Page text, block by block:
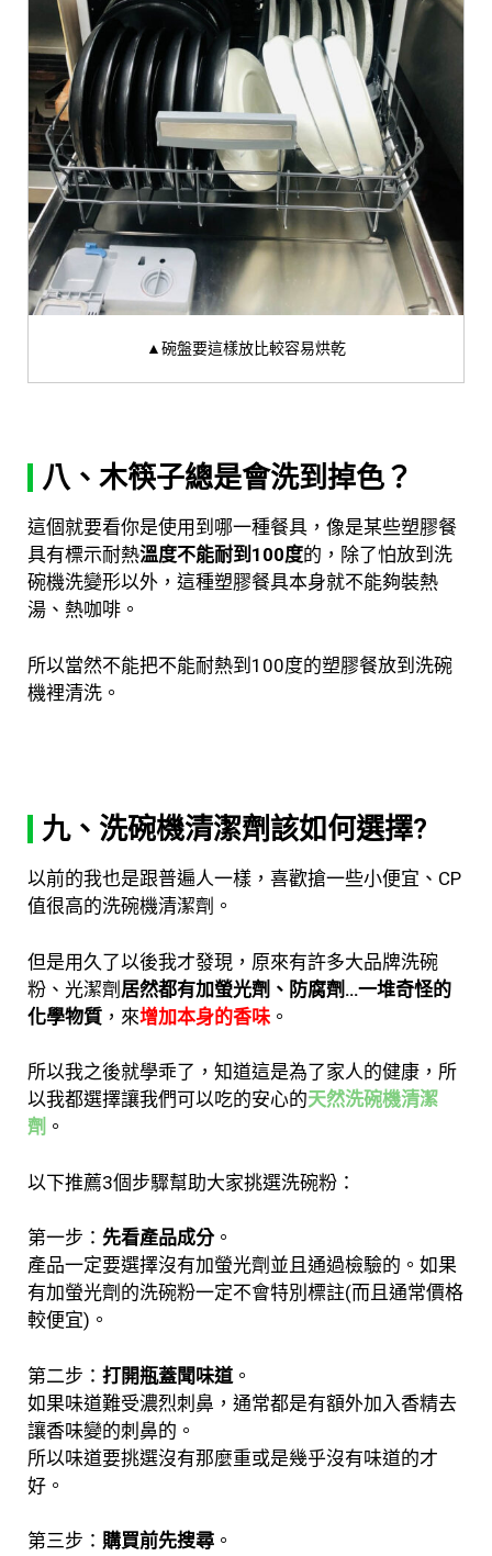
▲碗盤要這樣放比較容易烘乾
八、木筷子總是會洗到掉色？
這個就要看你是使用到哪一種餐具，像是某些塑膠餐
具有標示耐熱溫度不能耐到100度的，除了怕放到洗
碗機洗變形以外，這種塑膠餐具本身就不能夠裝熱
湯、熱咖啡。
所以當然不能把不能耐熱到100度的塑膠餐放到洗碗
機裡清洗。
九、洗碗機清潔劑該如何選擇?
以前的我也是跟普遍人一樣，喜歡搶一些小便宜、CP
值很高的洗碗機清潔劑。
但是用久了以後我才發現，原來有許多大品牌洗碗
粉、光潔劑 居然都有加螢光劑、防腐劑…一堆奇怪的
化學物質 ，來增加本身的香味 。
所以我之後就學乖了，知道這是為了家人的健康，所
以我都選擇讓我們可以吃的安心的天然洗碗機清潔
劑 。
以下推薦3個步驟幫助大家挑選洗碗粉：
第一步： 先看產品成分。
產品一定要選擇沒有加螢光劑並且通過檢驗的。如果
有加螢光劑的洗碗粉一定不會特別標註(而且通常價格
較便宜)。
第二步： 打開瓶蓋聞味道 。
如果味道難受濃烈刺鼻，通常都是有額外加入香精去
讓香味變的刺鼻的。
所以味道要挑選沒有那麼重或是幾乎沒有味道的才
好。
第三步： 購買前先搜尋 。